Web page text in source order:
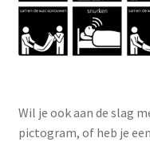
Wil je ook aan de slag
pictogram, of heb je